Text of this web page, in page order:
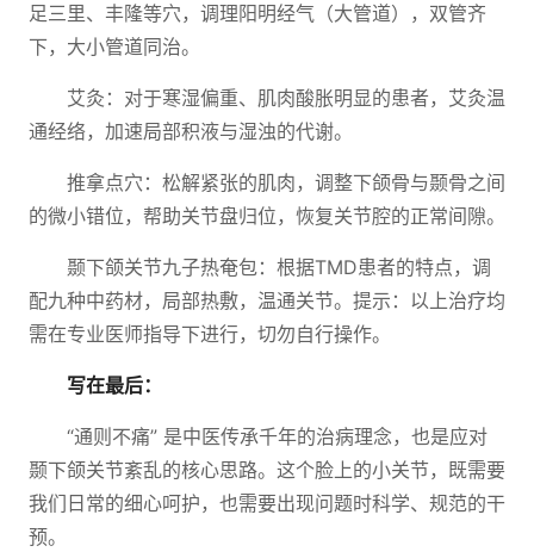
足三里、丰隆等穴，调理阳明经气（大管道），双管齐
下，大小管道同治。
艾灸：对于寒湿偏重、肌肉酸胀明显的患者，艾灸温
通经络，加速局部积液与湿浊的代谢。
推拿点穴：松解紧张的肌肉，调整下颌骨与颞骨之间
的微小错位，帮助关节盘归位，恢复关节腔的正常间隙。
颞下颌关节九子热奄包：根据TMD患者的特点，调
配九种中药材，局部热敷，温通关节。提示：以上治疗均
需在专业医师指导下进行，切勿自行操作。
写在最后：
“通则不痛” 是中医传承千年的治病理念，也是应对
颞下颌关节紊乱的核心思路。这个脸上的小关节，既需要
我们日常的细心呵护，也需要出现问题时科学、规范的干
预。